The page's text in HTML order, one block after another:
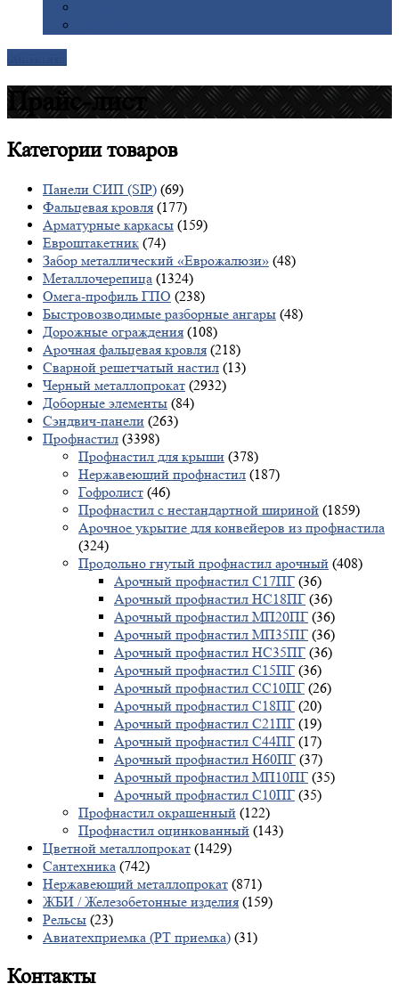
Прайс-лист
Категориитоваров
Панели СИП (SIP) (69)
Фальцевая кровля (177)
Арматурные каркасы (159)
Евроштакетник (74)
Забор металлический «Еврожалюзи» (48)
Металлочерепица (1324)
Омега-профиль ГПО (238)
Быстровозводимые разборные ангары (48)
Дорожные ограждения (108)
Арочная фальцевая кровля (218)
Сварной решетчатый настил (13)
Черный металлопрокат (2932)
Доборные элементы (84)
Сэндвич-панели (263)
Профнастил (3398)
Профнастил для крыши (378)
Нержавеющий профнастил (187)
Гофролист (46)
Профнастил с нестандартной шириной (1859)
Арочное укрытие для конвейеров из профнастила
(324)
Продольно гнутый профнастил арочный (408)
Арочный профнастил С17ПГ (36)
Арочный профнастил НС18ПГ (36)
Арочный профнастил МП20ПГ (36)
Арочный профнастил МП35ПГ (36)
Арочный профнастил НС35ПГ (36)
Арочный профнастил С15ПГ (36)
Арочный профнастил СС10ПГ (26)
Арочный профнастил С18ПГ (20)
Арочный профнастил С21ПГ (19)
Арочный профнастил С44ПГ (17)
Арочный профнастил Н60ПГ (37)
Арочный профнастил МП10ПГ (35)
Арочный профнастил С10ПГ (35)
Профнастил окрашенный (122)
Профнастил оцинкованный (143)
Цветной металлопрокат (1429)
Сантехника (742)
Нержавеющий металлопрокат (871)
ЖБИ / Железобетонные изделия (159)
Рельсы (23)
Авиатехприемка (РТ приемка) (31)
Контакты